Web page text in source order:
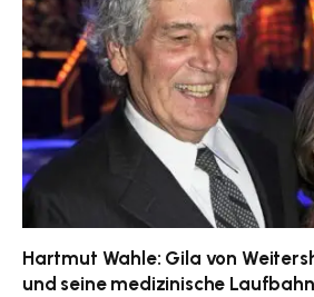
Hartmut Wahle: Gila von
und seine medizinische Laufbahn